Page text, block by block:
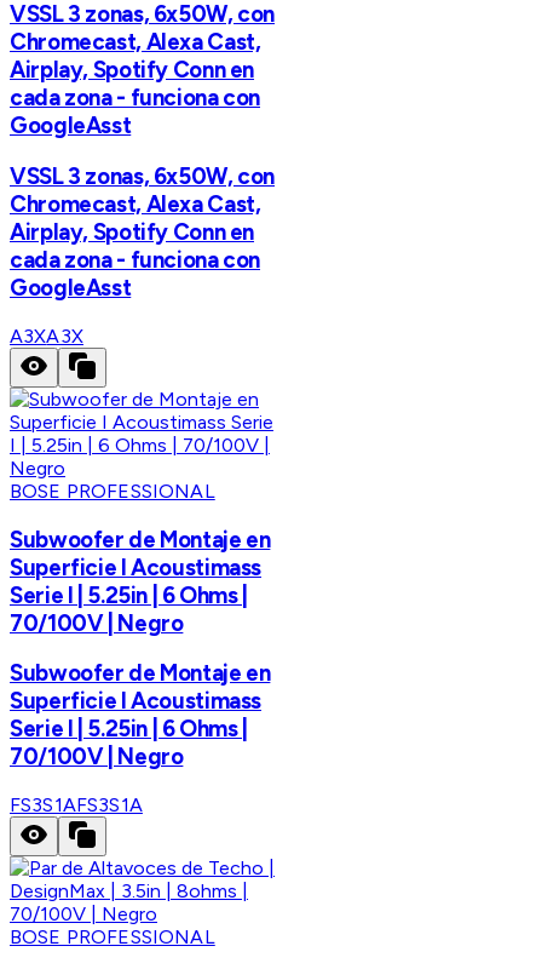
VSSL 3 zonas, 6x50W, con
Chromecast, Alexa Cast,
Airplay, Spotify Conn en
cada zona - funciona con
GoogleAsst
VSSL 3 zonas, 6x50W, con
Chromecast, Alexa Cast,
Airplay, Spotify Conn en
cada zona - funciona con
GoogleAsst
A3XA3X
BOSE PROFESSIONAL
Subwoofer de Montaje en
Superficie I Acoustimass
Serie I | 5.25in | 6 Ohms |
70/100V | Negro
Subwoofer de Montaje en
Superficie I Acoustimass
Serie I | 5.25in | 6 Ohms |
70/100V | Negro
FS3S1AFS3S1A
BOSE PROFESSIONAL